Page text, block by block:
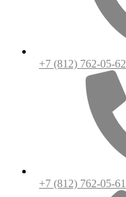
+7 (812) 762-05-62
+7 (812) 762-05-61